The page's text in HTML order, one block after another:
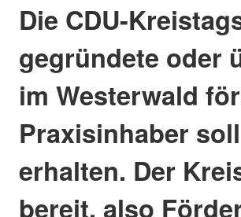
Die CDU-
gegründete oder
im Westerwald
Praxisinhaber
erhalten. Der
bereit, also